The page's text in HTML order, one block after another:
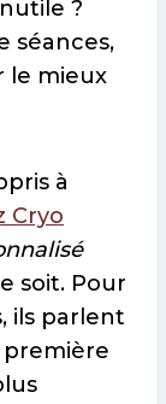
?
séances,
le mieux
à
Cryo
soit. Pour
ils parlent